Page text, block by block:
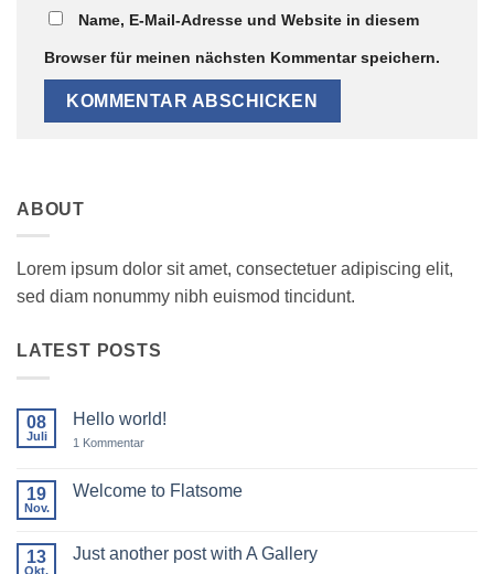
Name, E-Mail-Adresse und Website in diesem
Browser für meinen nächsten Kommentar speichern.
ABOUT
Lorem ipsum dolor sit amet, consectetuer adipiscing elit,
sed diam nonummy nibh euismod tincidunt.
LATEST POSTS
08
Juli
Hello world!
1 Kommentarzu
19
Nov.
Welcome to Flatsome
Welcome
13
Okt.
Just another post with A Gallery